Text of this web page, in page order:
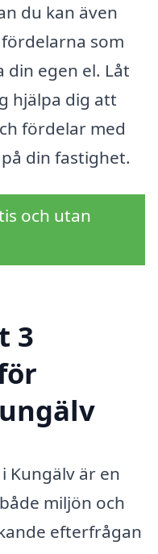
du kan även
som
egen el. Låt
hjälpa dig att
fördelar med
din fastighet.
och utan
3
Kungälv är en
miljön och
efterfrågan